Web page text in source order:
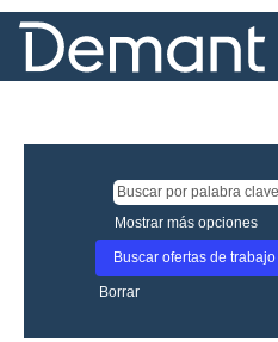
Mostrar más opciones
Borrar